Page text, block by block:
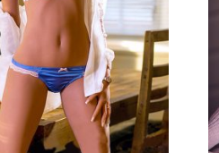
essere
scelte
nella
pagina
del
prodotto